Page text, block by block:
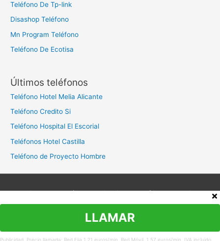
Teléfono De Tp-link
Disashop Teléfono
Mn Program Teléfono
Teléfono De Ecotisa
Últimos teléfonos
Teléfono Hotel Melia Alicante
Teléfono Credito Si
Teléfono Hospital El Escorial
Teléfonos Hotel Castilla
Teléfono de Proyecto Hombre
Aviso legal Política de privacidad
Política de cookies
Contacto
LLAMAR
Publicidad. Precio llamada: Red Fija 1,21 euros/min. Red Móvil. 1,57 euros/min. IVA incluido.